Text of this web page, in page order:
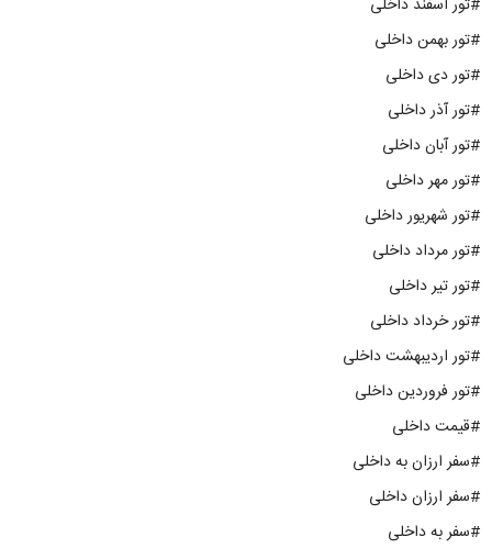
#تور اسفند داخلی
#تور بهمن داخلی
#تور دی داخلی
#تور آذر داخلی
#تور آبان داخلی
#تور مهر داخلی
#تور شهریور داخلی
#تور مرداد داخلی
#تور تیر داخلی
#تور خرداد داخلی
#تور اردیبهشت داخلی
#تور فروردین داخلی
#قیمت داخلی
#سفر ارزان به داخلی
#سفر ارزان داخلی
#سفر به داخلی